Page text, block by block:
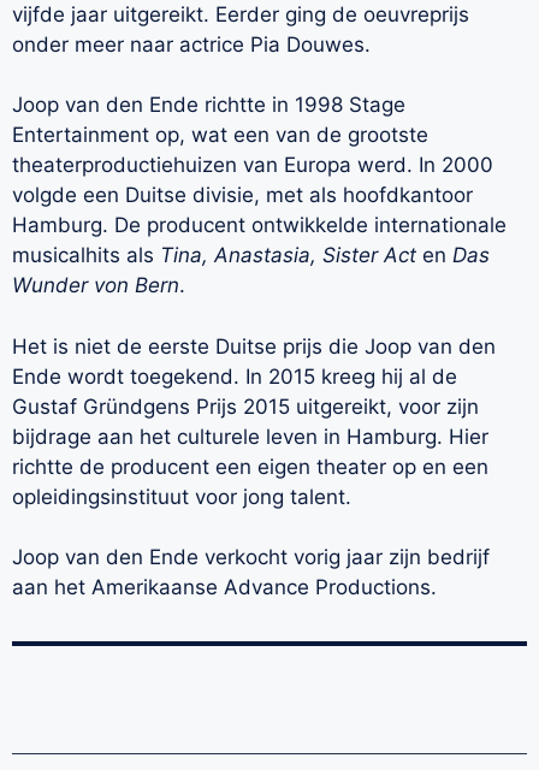
vijfde jaar uitgereikt. Eerder ging de oeuvreprijs
onder meer naar actrice Pia Douwes.
Joop van den Ende richtte in 1998 Stage
Entertainment op, wat een van de grootste
theaterproductiehuizen van Europa werd. In 2000
volgde een Duitse divisie, met als hoofdkantoor
Hamburg. De producent ontwikkelde internationale
musicalhits als Tina, Anastasia, Sister Act en Das
Wunder von Bern.
Het is niet de eerste Duitse prijs die Joop van den
Ende wordt toegekend. In 2015 kreeg hij al de
Gustaf Gründgens Prijs 2015 uitgereikt, voor zijn
bijdrage aan het culturele leven in Hamburg. Hier
richtte de producent een eigen theater op en een
opleidingsinstituut voor jong talent.
Joop van den Ende verkocht vorig jaar zijn bedrijf
aan het Amerikaanse Advance Productions.